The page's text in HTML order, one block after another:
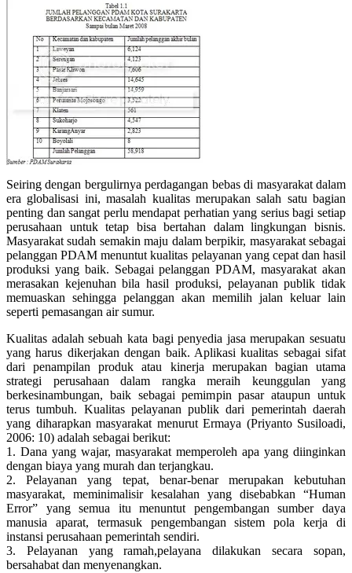
Seiring dengan bergulirnya perdagangan bebas di masyarakat dalam
era globalisasi ini, masalah kualitas merupakan salah satu bagian
penting dan sangat perlu mendapat perhatian yang serius bagi setiap
perusahaan untuk tetap bisa bertahan dalam lingkungan bisnis.
Masyarakat sudah semakin maju dalam berpikir, masyarakat sebagai
pelanggan PDAM menuntut kualitas pelayanan yang cepat dan hasil
produksi yang baik. Sebagai pelanggan PDAM, masyarakat akan
merasakan kejenuhan bila hasil produksi, pelayanan publik tidak
memuaskan sehingga pelanggan akan memilih jalan keluar lain
seperti pemasangan air sumur.
Kualitas adalah sebuah kata bagi penyedia jasa merupakan sesuatu
yang harus dikerjakan dengan baik. Aplikasi kualitas sebagai sifat
dari penampilan produk atau kinerja merupakan bagian utama
strategi perusahaan dalam rangka meraih keunggulan yang
berkesinambungan, baik sebagai pemimpin pasar ataupun untuk
terus tumbuh. Kualitas pelayanan publik dari pemerintah daerah
yang diharapkan masyarakat menurut Ermaya (Priyanto Susiloadi,
2006: 10) adalah sebagai berikut:
1. Dana yang wajar, masyarakat memperoleh apa yang diinginkan
dengan biaya yang murah dan terjangkau.
2. Pelayanan yang tepat, benar-benar merupakan kebutuhan
masyarakat, meminimalisir kesalahan yang disebabkan “Human
Error” yang semua itu menuntut pengembangan sumber daya
manusia aparat, termasuk pengembangan sistem pola kerja di
instansi perusahaan pemerintah sendiri.
3. Pelayanan yang ramah,pelayana dilakukan secara sopan,
bersahabat dan menyenangkan.